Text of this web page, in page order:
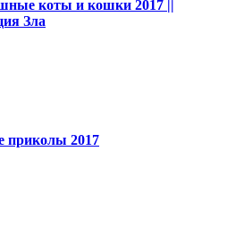
коты и кошки 2017 ||
Зла
приколы 2017